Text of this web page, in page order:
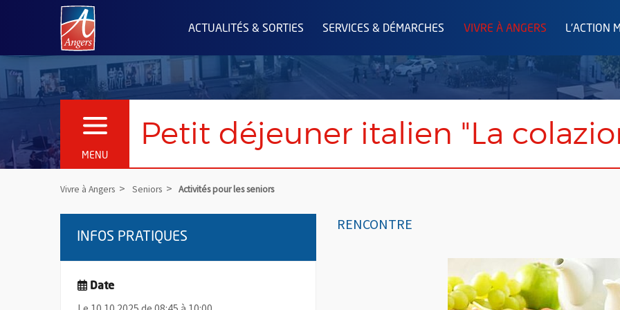
Angers.fr : Retour à l'accueil
ACTUALITÉS & SORTIES SERVICES & DÉMARCHES VIVRE À ANGERS L'ACTION
MENU
OUVRIR LE MENU Petit déjeuner italien "La
Vivre à Angers Seniors Activités pour les seniors
RENCONTRE
INFOS PRATIQUES
Date